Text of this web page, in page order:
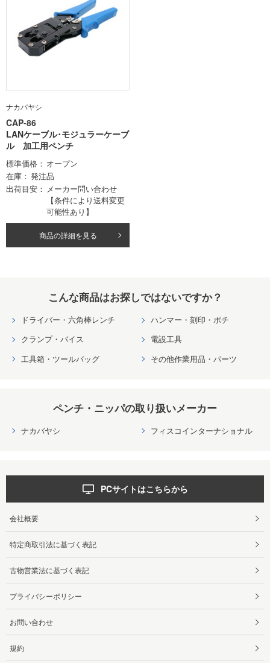
ナカバヤシ
CAP-86
LANケーブル･モジュラーケーブ
ル 加工用ペンチ
標準価格
オープン
在庫
発注品
出荷目安
メーカー問い合わせ
【条件により送料変更
可能性あり】
商品の詳細を見る
こんな商品はお探しではないですか？
ドライバー・六角棒レンチ
ハンマー・刻印・ポチ
クランプ・バイス
電設工具
工具箱・ツールバッグ
その他作業用品・パーツ
ペンチ・ニッパの取り扱いメーカー
ナカバヤシ フィスコインターナショナル
PCサイトはこちらから
会社概要
特定商取引法に基づく表記
古物営業法に基づく表記
プライバシーポリシー
お問い合わせ
規約